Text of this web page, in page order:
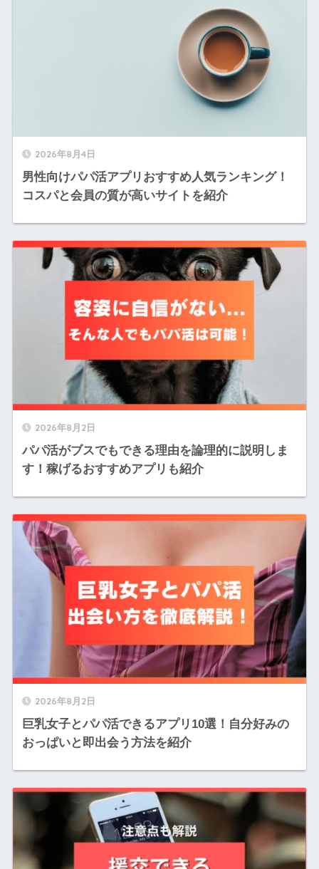
2026年8月4日
男性向けパパ活アプリおすすめ人気ランキング！
コスパと会員の質が高いサイトを紹介
2026年8月2日
パパ活がブスでもできる理由を論理的に説明しま
す！稼げるおすすめアプリも紹介
2026年8月2日
巨乳女子とパパ活できるアプリ10選！自分好みの
おっぱいと即出会う方法を紹介